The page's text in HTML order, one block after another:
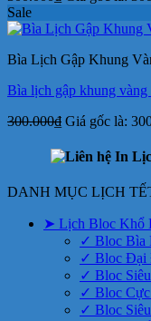
Sale
Bìa Lịch Gập Khung
Bìa lịch gập khung
300.000₫ Giá gốc là:
DANH MỤC LỊCH
➤ Lịch Bloc Khổ
✓ Bloc Bìa
✓ Bloc Đại
✓ Bloc
✓ Bloc
✓ Bloc